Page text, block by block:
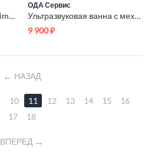
Эмулятор ключа Launch Simulate Key (Si-key) LNC-194
ОДА Сервис
Ультразвуковая ванна с механическим таймером и подогревом, 3 ...
9 900₽
НАЗАД
10 11 12 13 14 15
16
17
18
ВПЕРЕД